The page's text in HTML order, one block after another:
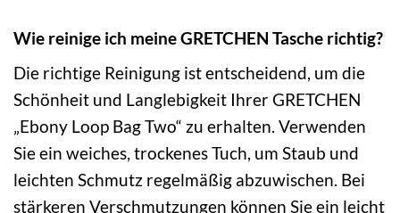
Wie reinige ich meine GRETCHEN Tasche richtig?
Die richtige Reinigung ist entscheidend, um die
Schönheit und Langlebigkeit Ihrer GRETCHEN
„Ebony Loop Bag Two“ zu erhalten. Verwenden
Sie ein weiches, trockenes Tuch, um Staub und
leichten Schmutz regelmäßig abzuwischen. Bei
stärkeren Verschmutzungen können Sie ein leicht